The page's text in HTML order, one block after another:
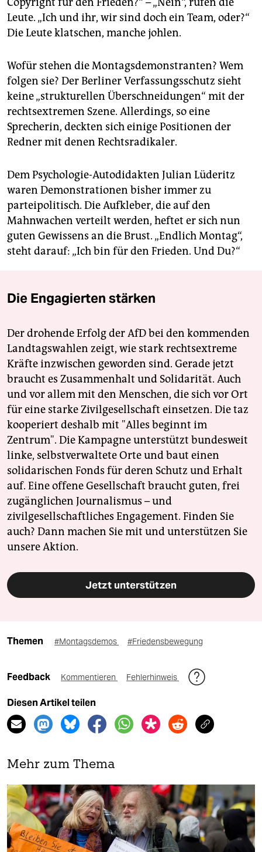
Leute. „Ich und ihr, wir sind doch ein Team, oder?“
Die Leute klatschen, manche johlen.
Wofür stehen die Montagsdemonstranten? Wem
folgen sie? Der Berliner Verfassungsschutz sieht
keine „strukturellen Überschneidungen“ mit der
rechtsextremen Szene. Allerdings, so eine
Sprecherin, deckten sich einige Positionen der
Redner mit denen Rechtsradikaler.
Dem Psychologie-Autodidakten Julian Lüderitz
waren Demonstrationen bisher immer zu
parteipolitisch. Die Aufkleber, die auf den
Mahnwachen verteilt werden, heftet er sich nun
guten Gewissens an die Brust. „Endlich Montag“,
steht darauf: „Ich bin für den Frieden. Und Du?“
Die Engagierten stärken
Der drohende Erfolg der AfD bei den kommenden
Landtagswahlen zeigt, wie stark rechtsextreme
Kräfte inzwischen geworden sind. Gerade jetzt
braucht es Zusammenhalt und Solidarität. Auch
und vor allem mit den Menschen, die sich vor Ort
für eine starke Zivilgesellschaft einsetzen. Die taz
kooperiert deshalb mit "Alles beginnt im
Zentrum". Die Kampagne unterstützt bundesweit
linke, selbstverwaltete Orte und baut einen
solidarischen Fonds für deren Schutz und Erhalt
auf. Eine offene Gesellschaft braucht guten, frei
zugänglichen Journalismus – und
zivilgesellschaftliches Engagement. Finden Sie
auch? Dann machen Sie mit und unterstützen Sie
unsere Aktion.
Jetzt unterstützen
Themen #Montagsdemos #Friedensbewegung
Feedback Kommentieren Fehlerhinweis
Diesen Artikel teilen
Mehr zum Thema